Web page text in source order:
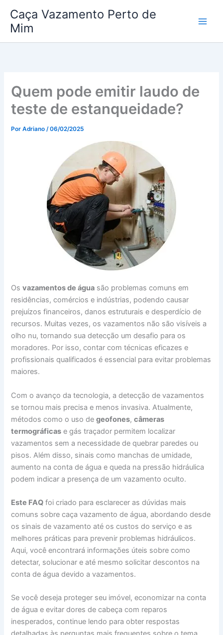
para
conteúdo
Caça Vazamento Perto de
Mim
Quem pode emitir laudo de
teste de estanqueidade?
PorAdriano/06/02/2025
Osvazamentos de água são problemas comuns em
residências, comércios e indústrias, podendo causar
prejuízos financeiros, danos estruturais e desperdício de
recursos. Muitas vezes, os vazamentos não são visíveis a
olho nu, tornando sua detecção um desafio para os
moradores. Por isso, contar com técnicas eficazes e
profissionais qualificados é essencial para evitar problemas
maiores.
Com o avanço da tecnologia, a detecção de vazamentos
se tornou mais precisa e menos invasiva. Atualmente,
métodos como o uso degeofones,câmeras
termográficas e gás traçador permitem localizar
vazamentos sem a necessidade de quebrar paredes ou
pisos. Além disso, sinais como manchas de umidade,
aumento na conta de água e queda na pressão hidráulica
podem indicar a presença de um vazamento oculto.
Este FAQ foi criado para esclarecer as dúvidas mais
comuns sobre caça vazamento de água, abordando desde
os sinais de vazamento até os custos do serviço e as
melhores práticas para prevenir problemas hidráulicos.
Aqui, você encontrará informações úteis sobre como
detectar, solucionar e até mesmo solicitar descontos na
conta de água devido a vazamentos.
Se você deseja proteger seu imóvel, economizar na conta
de água e evitar dores de cabeça com reparos
inesperados, continue lendo para obter respostas